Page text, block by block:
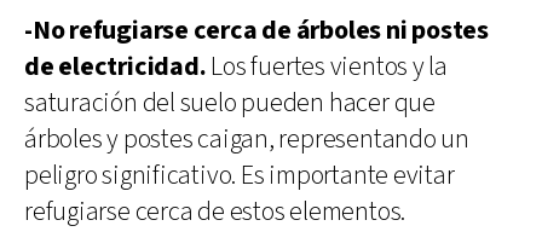
-No refugiarse cerca de árboles ni postes
de electricidad.Los fuertes vientos y la
saturación del suelo pueden hacer que
árboles y postes caigan, representando un
peligro significativo. Es importante evitar
refugiarse cerca de estos elementos.